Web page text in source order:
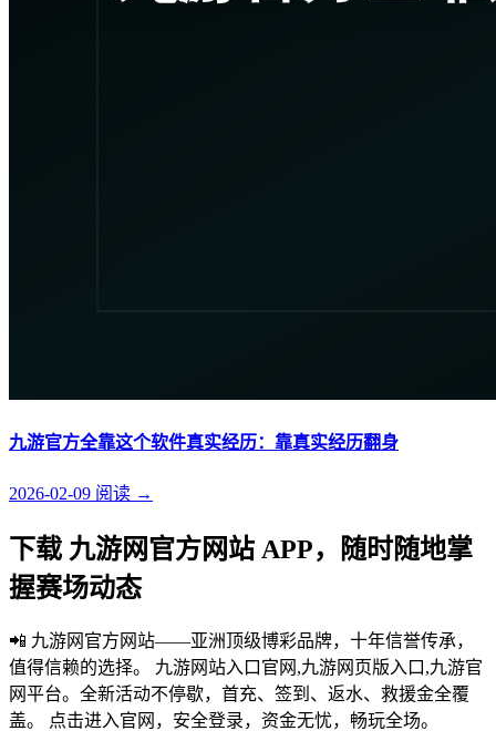
九游官方全靠这个软件真实经历：靠真实经历翻身
2026-02-09 阅读 →
下载 九游网官方网站 APP，随时随地掌
握赛场动态
📲 九游网官方网站——亚洲顶级博彩品牌，十年信誉传承，
值得信赖的选择。 九游网站入口官网,九游网页版入口,九游官
网平台。全新活动不停歇，首充、签到、返水、救援金全覆
盖。 点击进入官网，安全登录，资金无忧，畅玩全场。